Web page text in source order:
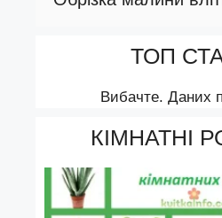
ТОП
Вибачте. Даних
КІМНАТНІ